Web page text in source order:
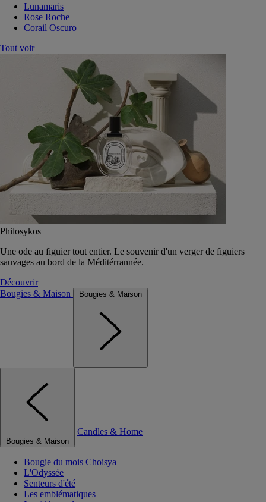
Lunamaris
Rose Roche
Corail Oscuro
Tout voir
Philosykos
Une ode au figuier tout entier. Le souvenir d'un verger de figuiers
sauvages au bord de la Méditérrannée.
Découvrir
Bougies & Maison
Bougies & Maison
Bougies & Maison
Candles & Home
Bougie du mois Choisya
L'Odyssée
Senteurs d'été
Les emblématiques